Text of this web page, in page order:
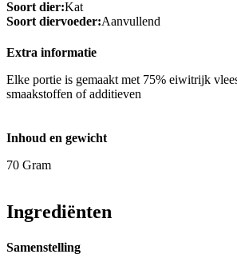
Soort dier:Kat
Soort diervoeder:Aanvullend
Extra informatie
Elke portie is gemaakt met 75% eiwitrijk
smaakstoffen of additieven
Inhoud en gewicht
70 Gram
Ingrediënten
Samenstelling